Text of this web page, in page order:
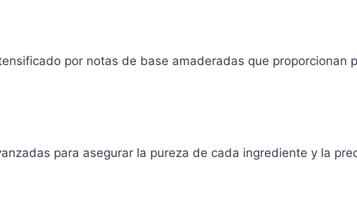
por notas de base amaderadas que proporcionan
para asegurar la pureza de cada ingrediente y la